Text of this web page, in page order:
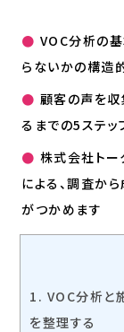
● VOC分析の
らないかの構造
● 顧客の声を収
るまでの5ステ
● 株式会社トー
による、調査か
がつかめます
1. VOC分析と
を整理する